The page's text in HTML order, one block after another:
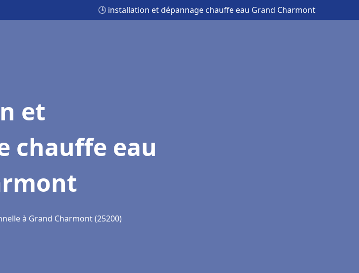
🕒 installation et dépannage chauffe eau Grand Charmont
et
chauffe eau
à Grand Charmont (25200)